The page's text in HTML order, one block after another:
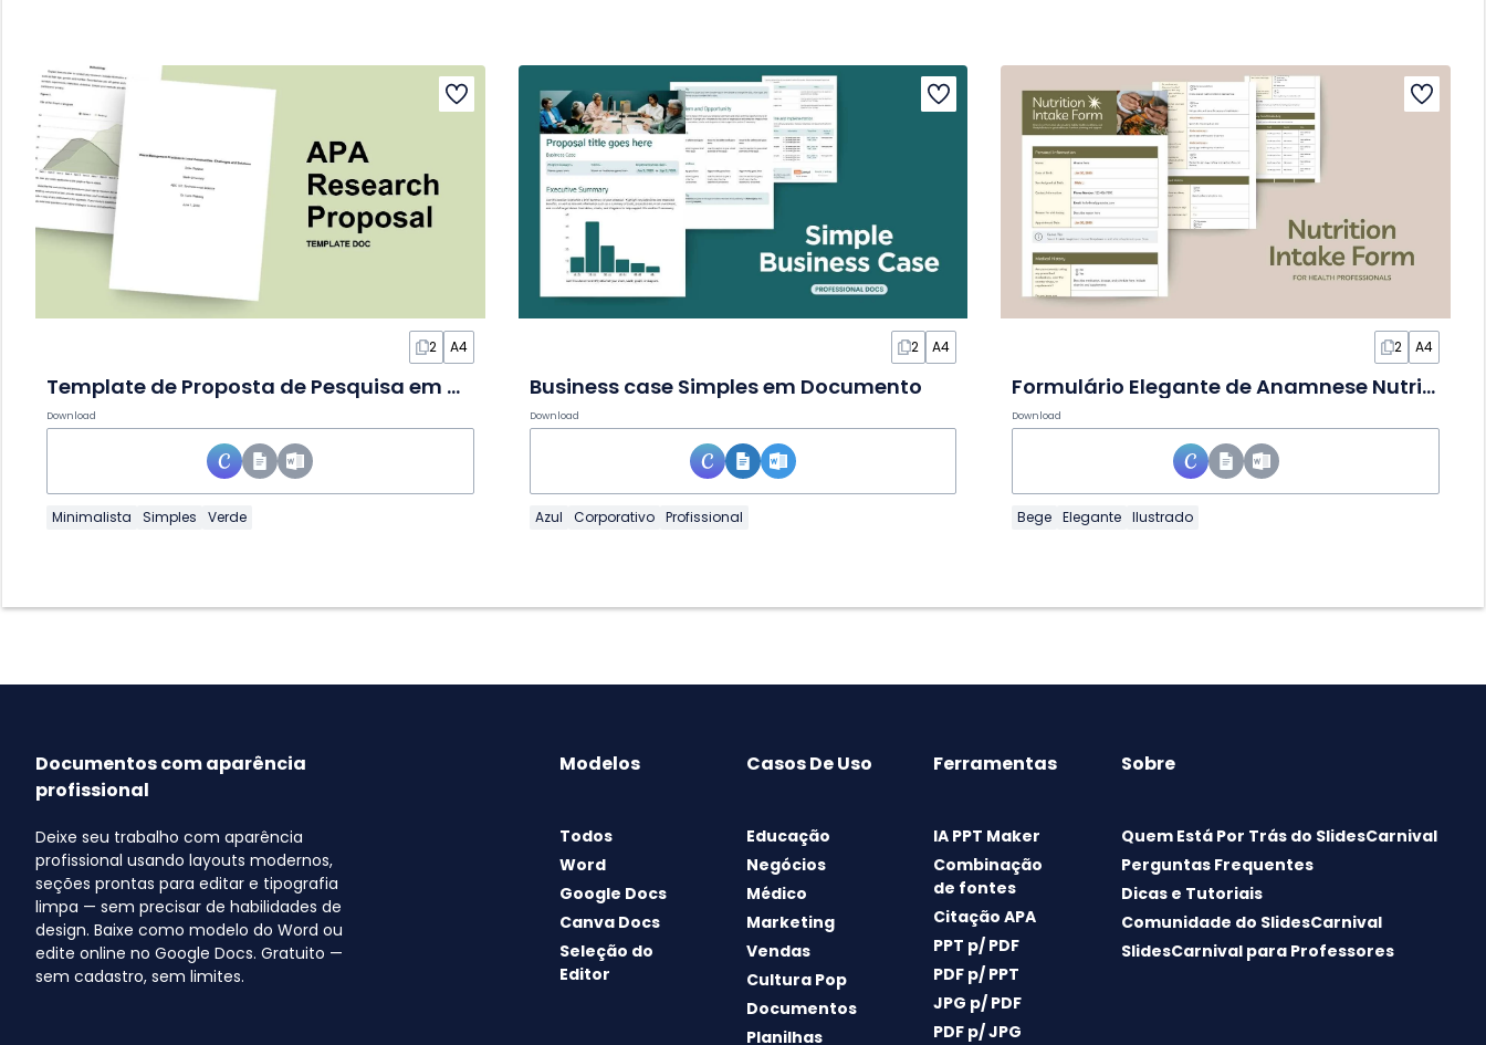
2 A4
Template de Proposta de Pesquisa em APA em Documento
Download
Minimalista Simples Verde
2 A4
Business case Simples em Documento
Download
Azul Corporativo Profissional
2 A4
Formulário Elegante de Anamnese Nutricional em Documento
Download
Bege Elegante Ilustrado
Documentos com aparência
profissional
Deixe seu trabalho com aparência
profissional usando layouts modernos,
seções prontas para editar e tipografia
limpa — sem precisar de habilidades de
design. Baixe como modelo do Word ou
edite online no Google Docs. Gratuito —
sem cadastro, sem limites.
Modelos
Todos
Word
Google Docs
Canva Docs
Seleção do
Editor
Casos De Uso
Educação
Negócios
Médico
Marketing
Vendas
Cultura Pop
Documentos
Planilhas
Ferramentas
IA PPT Maker
Combinação
de fontes
Citação APA
PPT p/ PDF
PDF p/ PPT
JPG p/ PDF
PDF p/ JPG
Sobre
Quem Está Por Trás do SlidesCarnival
Perguntas Frequentes
Dicas e Tutoriais
Comunidade do SlidesCarnival
SlidesCarnival para Professores